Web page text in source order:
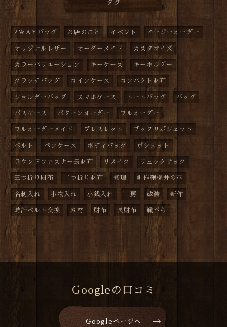
タグ
2WAYバッグ お店のこと イベント イージーオーダー
オリジナルレザー オーダーメイド カスタマイズ
カラーバリエーション キーケース キーホルダー
クラッチバッグ コインケース コンパクト財布
ショルダーバッグ スマホケース トートバッグ バッグ
パスケース パターンオーダー フルオーダー
フルオーダーメイド ブレスレット プックリポシェット
ベルト ペンケース ボディバッグ ポシェット
ラウンドファスナー長財布 リメイク リュックサック
三つ折り財布 二つ折り財布 修理 創作鞄槌井の革
名刺入れ 小物入れ 小銭入れ 工房 改装 新作
時計ベルト交換 素材 財布 長財布 靴べら
Googleの口コミ
Googleページへ